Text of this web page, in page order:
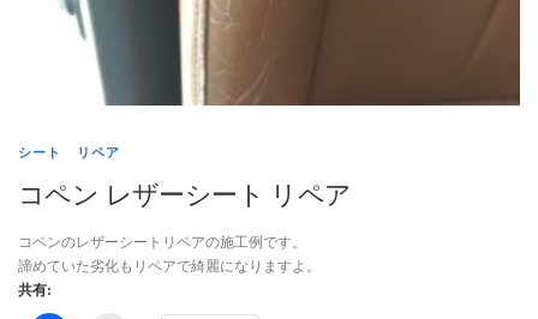
インテリアリペア専門サイト-トータルリペア
お問い合わせ 個人情報保護方針
ヘッドライトリペア
トータルリペア リペスタの インテリア リペア
シート リペア
コペン レザーシート リペア
コペンのレザーシートリペアの施工例です。
諦めていた劣化もリペアで綺麗になりますよ。
共有: